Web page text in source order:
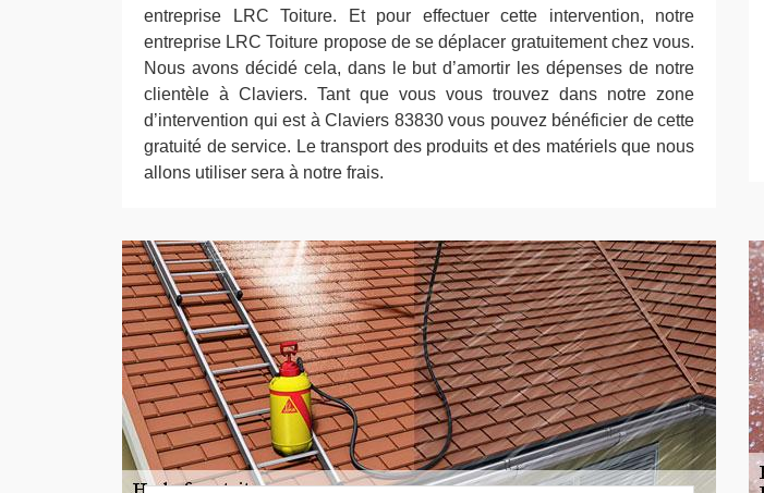
entreprise LRC Toiture. Et pour effectuer cette intervention, notre
entreprise LRC Toiture propose de se déplacer gratuitement chez vous.
Nous avons décidé cela, dans le but d’amortir les dépenses de notre
clientèle à Claviers. Tant que vous vous trouvez dans notre zone
d’intervention qui est à Claviers 83830 vous pouvez bénéficier de cette
gratuité de service. Le transport des produits et des matériels que nous
allons utiliser sera à notre frais.